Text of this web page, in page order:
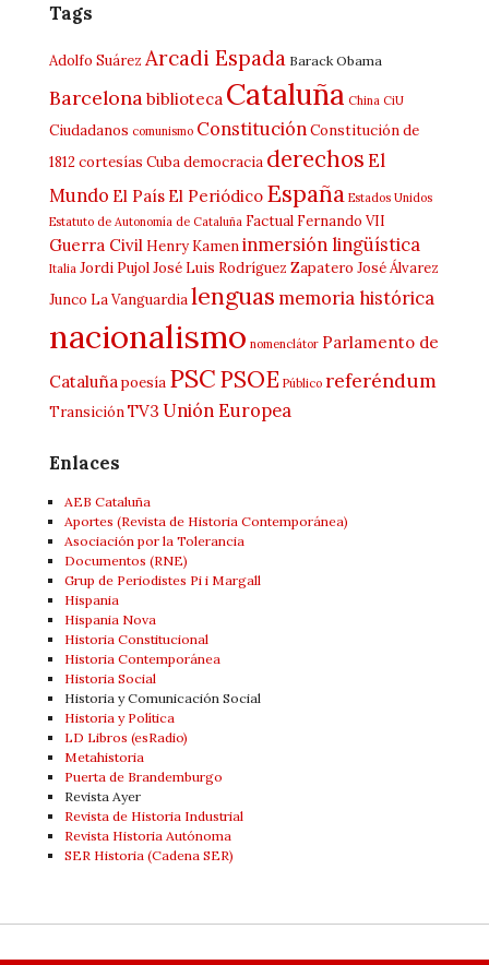
Tags
Adolfo Suárez Arcadi Espada Barack Obama
Barcelonabiblioteca Cataluña China CiU
Ciudadanos comunismo ConstituciónConstitución de
1812 cortesías Cubademocracia derechosEl
Mundo El País El Periódico España Estados Unidos
Estatuto de Autonomía de Cataluña Factual Fernando VII
Guerra Civil Henry Kameninmersión lingüística
Italia Jordi PujolJosé Luis Rodríguez Zapatero José Álvarez
Junco La Vanguardialenguas memoria histórica
nacionalismo nomenclátor Parlamento de
Cataluñapoesía PSCPSOE Público referéndum
TransiciónTV3 Unión Europea
Enlaces
AEB Cataluña
Aportes (Revista de Historia Contemporánea)
Asociación por la Tolerancia
Documentos (RNE)
Grup de Periodistes Pi i Margall
Hispania
Hispania Nova
Historia Constitucional
Historia Contemporánea
Historia Social
Historia y Comunicación Social
Historia y Política
LD Libros (esRadio)
Metahistoria
Puerta de Brandemburgo
Revista Ayer
Revista de Historia Industrial
Revista Historia Autónoma
SER Historia (Cadena SER)